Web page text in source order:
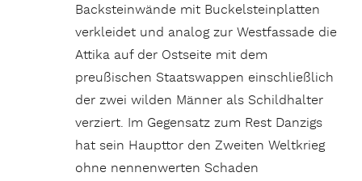
Backsteinwände mit Buckelsteinplatten
verkleidet und analog zur Westfassade die
Attika auf der Ostseite mit dem
preußischen Staatswappen einschließlich
der zwei wilden Männer als Schildhalter
verziert. Im Gegensatz zum Rest Danzigs
hat sein Haupttor den Zweiten Weltkrieg
ohne nennenwerten Schaden